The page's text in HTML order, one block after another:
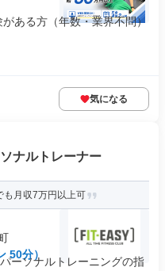
ある方（年数・業界不問）
気になる
ナルトレーナー
も月収7万円以上可
50分）
ーソナルトレーニングの指